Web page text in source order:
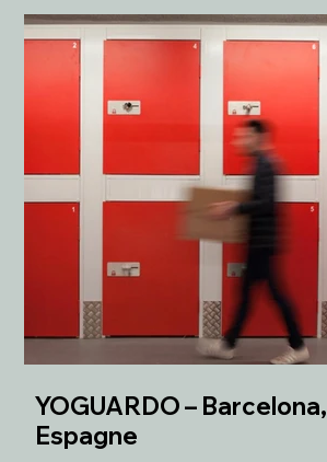
particuliers et les entreprises en milieu
urbain.
YOGUARDO – Barcelona,
Espagne